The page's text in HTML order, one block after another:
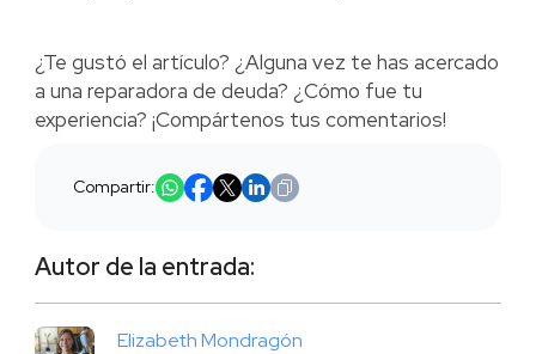
¿Te gustó el artículo? ¿Alguna vez te has acercado
a una reparadora de deuda? ¿Cómo fue tu
experiencia? ¡Compártenos tus comentarios!
Compartir:
Autor de la entrada:
Elizabeth Mondragón